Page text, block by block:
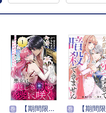
巻 【期間限定無料】悪女は美しき獣の愛に咲く（単話版） 巻 【期間限定無料】敵国の公爵様に愛されすぎて暗殺できません！